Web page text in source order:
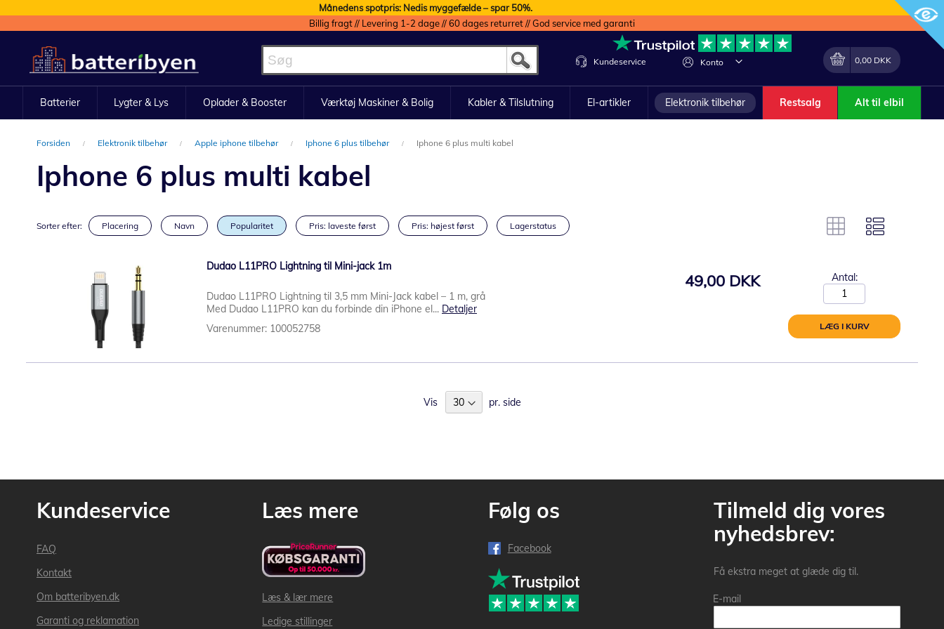
Månedens spotpris: Nedis myggefælde – spar 50%.
Billig fragt // Levering 1-2 dage // 60 dages returret // God service med garanti
to
Content
Konto
Lave
Min indkøbskurv
0,00 DKK
Kundeservice
Batterier Lygter & Lys Oplader & Booster Værktøj Maskiner & Bolig Kabler & Tilslutning El-artikler Elektronik tilbehør Restsalg Alt til elbil
Forsiden Elektronik tilbehør Apple iphone tilbehør Iphone 6 plus tilbehør Iphone 6 plus multi kabel
Iphone 6 plus multi kabel
Sorter efter: Placering Navn Popularitet Pris: laveste først Pris: højest først Lagerstatus
Dudao L11PRO Lightning til Mini-jack 1m
Dudao L11PRO Lightning til 3,5 mm Mini-Jack kabel – 1 m, grå
Med Dudao L11PRO kan du forbinde din iPhone el... Detaljer
Varenummer: 100052758
49,00 DKK Antal:
LÆG I KURV
Vis pr. side
Kundeservice
FAQ
Kontakt
Om batteribyen.dk
Garanti og reklamation
Læs mere
Læs & lær mere
Ledige stillinger
Følg os
Facebook
Tilmeld dig vores
nyhedsbrev:
Få ekstra meget at glæde dig til.
E-mail